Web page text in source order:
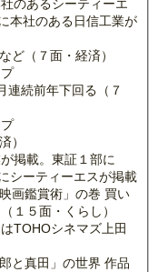
のあるシーティーエ
本社のある日信工業が
ど（７面・経済）
連続前年下回る（７
）
掲載。東証１部に
シーティーエスが掲載
画鑑賞術」の巻 買い
１５面・くらし）
TOHOシネマズ上田
と真田」の世界 作品